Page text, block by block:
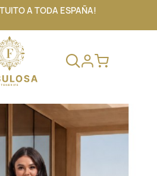
A TODA ESPAÑA!